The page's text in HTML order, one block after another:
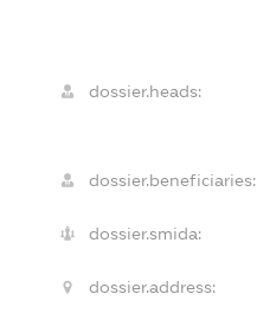
dossier.heads:
dossier.beneficiaries:
dossier.smida:
dossier.address: